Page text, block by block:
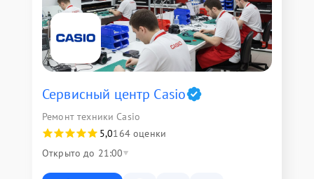
Сервисный центр Casio
Ремонт техники Casio
5,0164 оценки
Открыто до 21:00